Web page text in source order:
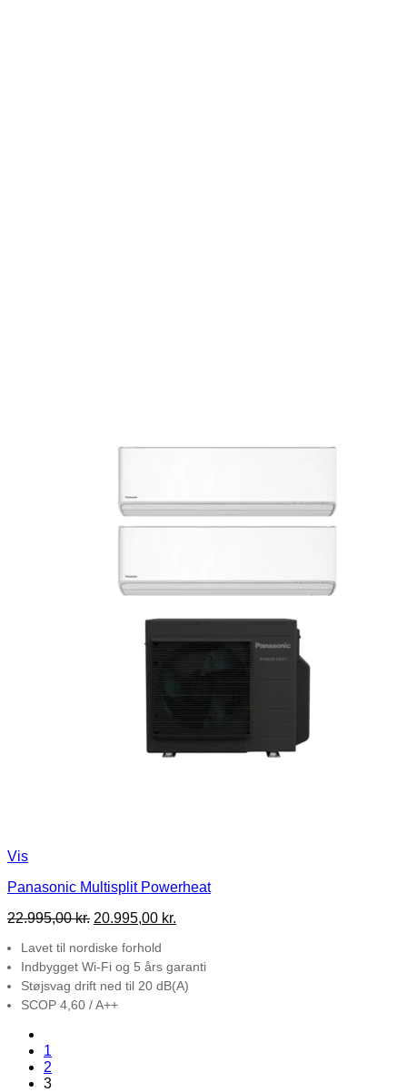
Vis
Panasonic Multisplit Powerheat
22.995,00kr. Den
pris
var:
22.995,00 kr..
20.995,00 kr.
er:
20.995,00 kr..
Lavet til nordiske forhold
Indbygget Wi-Fi og 5 års garanti
Støjsvag drift ned til 20 dB(A)
SCOP 4,60 / A++
1
2
3